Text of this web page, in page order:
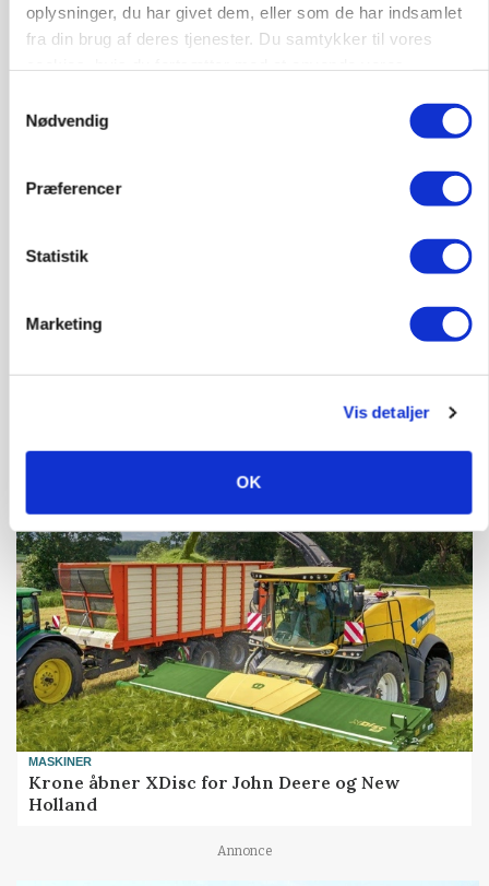
oplysninger, du har givet dem, eller som de har indsamlet
fra din brug af deres tjenester. Du samtykker til vores
Nødvendig
Præferencer
Statistik
Marketing
Vis detaljer
OK
Loading...
MASKINER
Krone åbner XDisc for John Deere og New
Holland
Annonce